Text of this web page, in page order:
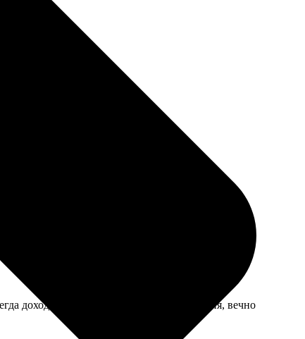
была небольшая, взял быстро.
доходит, ни разу не потерялось. Для меня, вечно